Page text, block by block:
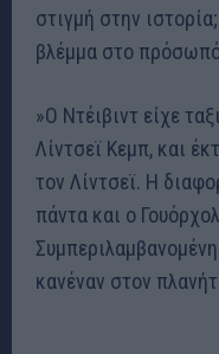
στιγμή στην
βλέμμα στο
»Ο Ντέιβιντ είχε
Λίντσεϊ Κεμπ, και
τον Λίντσεϊ. Η
πάντα και ο
κανέναν στον